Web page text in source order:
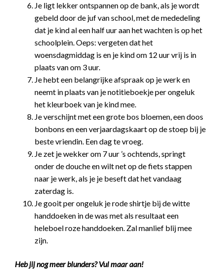
Je ligt lekker ontspannen op de bank, als je wordt
gebeld door de juf van school, met de mededeling
dat je kind al een half uur aan het wachten is op het
schoolplein. Oeps: vergeten dat het
woensdagmiddag is en je kind om 12 uur vrij is in
plaats van om 3 uur.
Je hebt een belangrijke afspraak op je werk en
neemt in plaats van je notitieboekje per ongeluk
het kleurboek van je kind mee.
Je verschijnt met een grote bos bloemen, een doos
bonbons en een verjaardagskaart op de stoep bij je
beste vriendin. Een dag te vroeg.
Je zet je wekker om 7 uur ’s ochtends, springt
onder de douche en wilt net op de fiets stappen
naar je werk, als je je beseft dat het vandaag
zaterdag is.
Je gooit per ongeluk je rode shirtje bij de witte
handdoeken in de was met als resultaat een
heleboel roze handdoeken. Zal manlief blij mee
zijn.
Heb jij nog meer blunders? Vul maar aan!